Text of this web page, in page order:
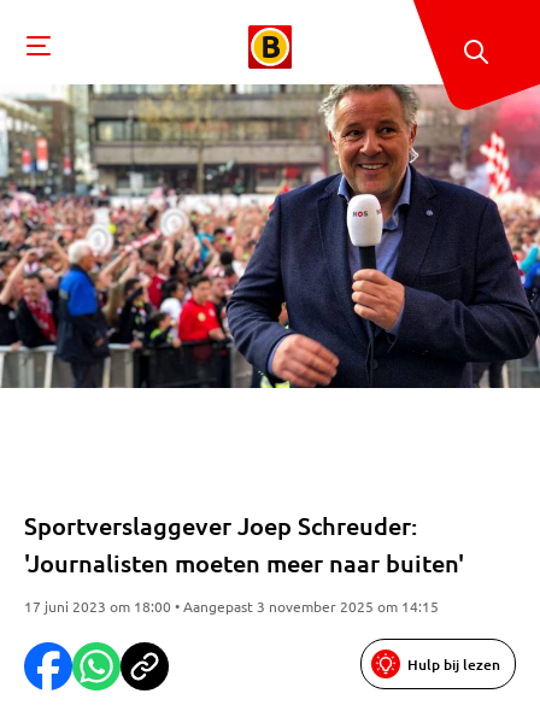
Sportverslaggever Joep Schreuder:
'Journalisten moeten meer naar buiten'
17 juni 2023 om 18:00 • Aangepast 3 november 2025 om 14:15
Hulp bij lezen